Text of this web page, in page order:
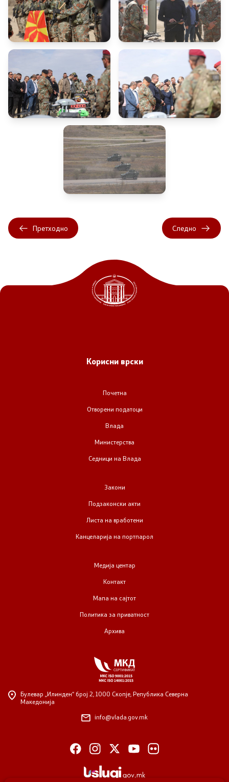
Претходно Следно
Корисни врски
Почетна
Отворени податоци
Влада
Министерства
Седници на Влада
Закони
Подзаконски акти
Листа на вработени
Канцеларија на портпарол
Медија центар
Контакт
Мапа на сајтот
Политика за приватност
Архива
Булевар „Илинден“ број 2, 1000 Скопје, Република Северна
Македонија
info@vlada.gov.mk